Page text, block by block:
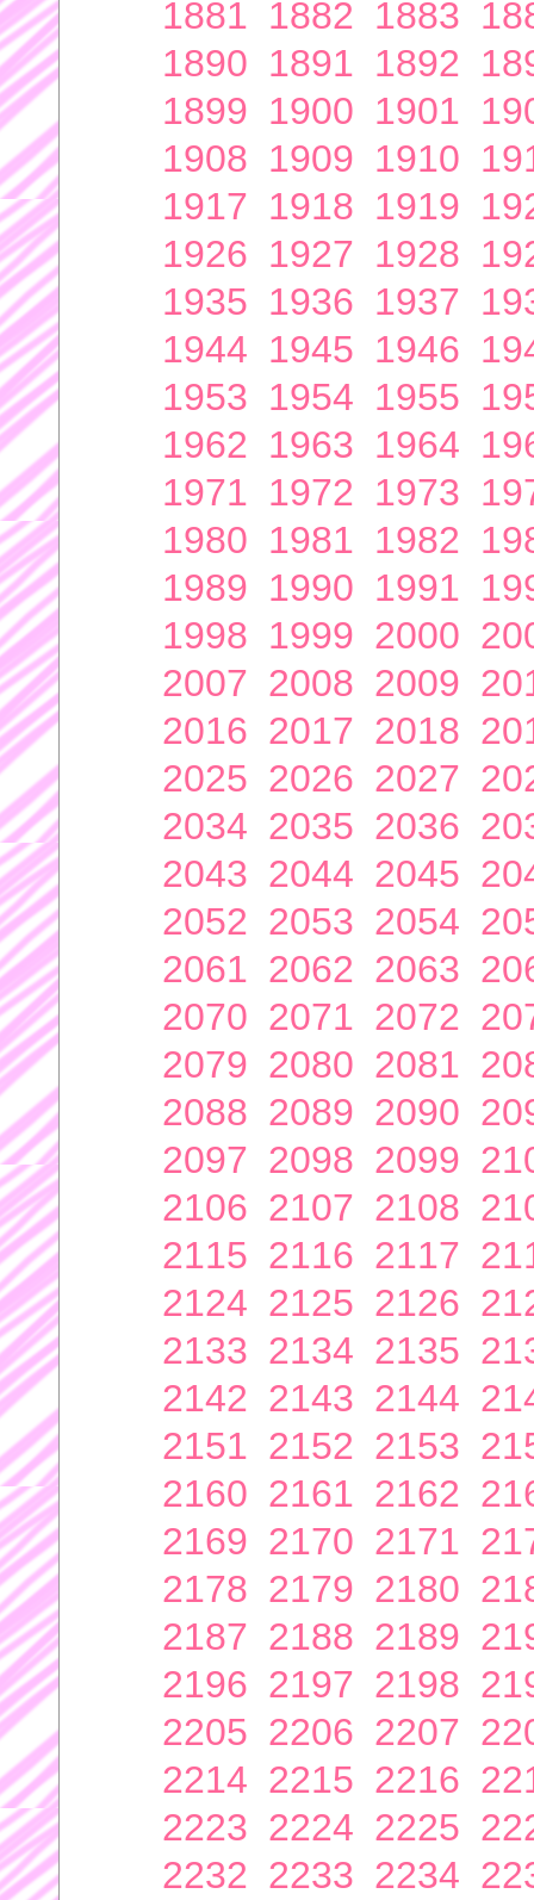
1881 1882 1883
1890 1891 1892
1899 1900 1901
1908 1909 1910
1917 1918 1919
1926 1927 1928
1935 1936 1937
1944 1945 1946
1953 1954 1955
1962 1963 1964
1971 1972 1973
1980 1981 1982
1989 1990 1991
1998 1999 2000
2007 2008 2009
2016 2017 2018
2025 2026 2027
2034 2035 2036
2043 2044 2045
2052 2053 2054
2061 2062 2063
2070 2071 2072
2079 2080 2081
2088 2089 2090
2097 2098 2099
2106 2107 2108
2115 2116 2117
2124 2125 2126
2133 2134 2135
2142 2143 2144
2151 2152 2153
2160 2161 2162
2169 2170 2171
2178 2179 2180
2187 2188 2189
2196 2197 2198
2205 2206 2207
2214 2215 2216
2223 2224 2225
2232 2233 2234